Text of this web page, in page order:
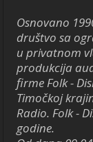
Osnovano
društvo sa
u privatnom
produkcija
firme Folk -
Timočkoj
Radio. Folk -
godine.